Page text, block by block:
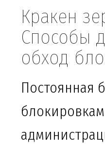
Кракен
Способы
обход
Постоянная